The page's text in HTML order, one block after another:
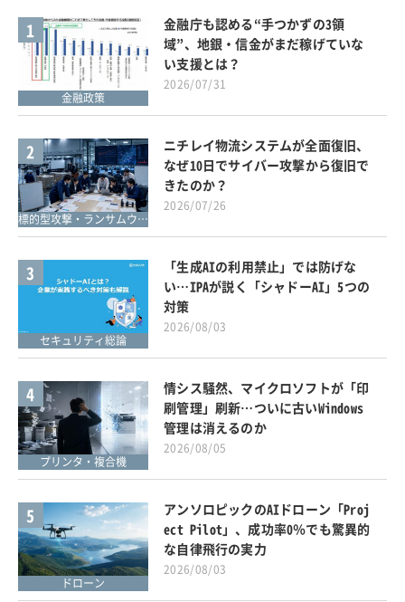
1
金融政策
金融庁も認める“手つかずの3領
域”、地銀・信金がまだ稼げていな
い支援とは？
2026/07/31
2
標的型攻撃・ランサムウェア対策
ニチレイ物流システムが全面復旧、
なぜ10日でサイバー攻撃から復旧で
きたのか？
2026/07/26
3
セキュリティ総論
「生成AIの利用禁止」では防げな
い…IPAが説く「シャドーAI」5つの
対策
2026/08/03
4
プリンタ・複合機
情シス騒然、マイクロソフトが「印
刷管理」刷新…ついに古いWindows
管理は消えるのか
2026/08/05
5
ドローン
アンソロピックのAIドローン「Proj
ect Pilot」、成功率0％でも驚異的
な自律飛行の実力
2026/08/03